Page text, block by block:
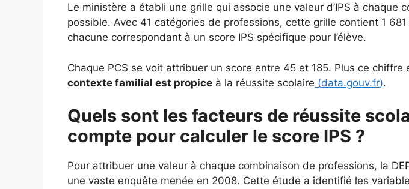
Le ministère a établi une grille qui associe une valeur d’IPS à chaque
possible. Avec 41 catégories de professions, cette grille contient 1
chacune correspondant à un score IPS spécifique pour l’élève.
Chaque PCS se voit attribuer un score entre 45 et 185. Plus ce chiffre
contexte familial est propice à la réussite scolaire (data.gouv.fr).
Quels sont les facteurs de réussite
compte pour calculer le score IPS ?
Pour attribuer une valeur à chaque combinaison de professions, la
une vaste enquête menée en 2008. Cette étude a identifié les